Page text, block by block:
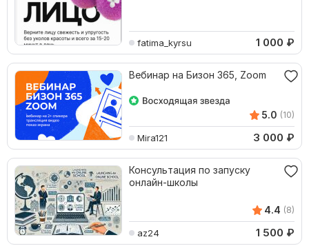
fatima_kyrsu 1 000 ₽
Вебинар на Бизон 365, Zoom
5.0 (10)
Mira121 3 000 ₽
Консультация по запуску
онлайн-школы
4.4 (8)
az24 1 500 ₽